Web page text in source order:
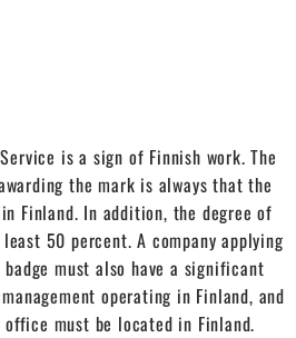
is a sign of Finnish work. The
the mark is always that the
Finland. In addition, the degree of
50 percent. A company applying
must also have a significant
operating in Finland, and
office must be located in Finland.